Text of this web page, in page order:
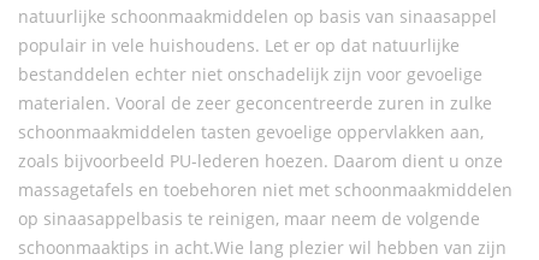
natuurlijke schoonmaakmiddelen op basis van sinaasappel
populair in vele huishoudens. Let er op dat natuurlijke
bestanddelen echter niet onschadelijk zijn voor gevoelige
materialen. Vooral de zeer geconcentreerde zuren in zulke
schoonmaakmiddelen tasten gevoelige oppervlakken aan,
zoals bijvoorbeeld PU-lederen hoezen. Daarom dient u onze
massagetafels en toebehoren niet met schoonmaakmiddelen
op sinaasappelbasis te reinigen, maar neem de volgende
schoonmaaktips in acht.Wie lang plezier wil hebben van zijn